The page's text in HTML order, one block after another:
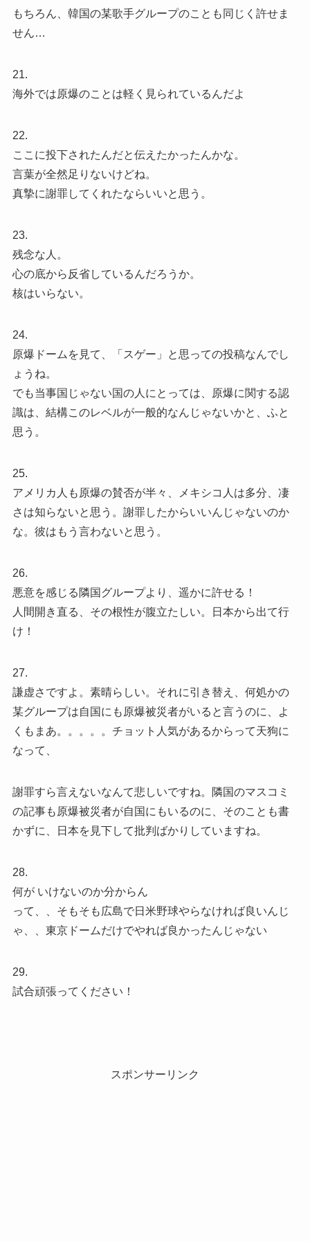
もちろん、韓国の某歌手グループのことも同じく許せま
せん…
21.
海外では原爆のことは軽く見られているんだよ
22.
ここに投下されたんだと伝えたかったんかな。
言葉が全然足りないけどね。
真摯に謝罪してくれたならいいと思う。
23.
残念な人。
心の底から反省しているんだろうか。
核はいらない。
24.
原爆ドームを見て、「スゲー」と思っての投稿なんでし
ょうね。
でも当事国じゃない国の人にとっては、原爆に関する認
識は、結構このレベルが一般的なんじゃないかと、ふと
思う。
25.
アメリカ人も原爆の賛否が半々、メキシコ人は多分、凄
さは知らないと思う。謝罪したからいいんじゃないのか
な。彼はもう言わないと思う。
26.
悪意を感じる隣国グループより、遥かに許せる！
人間開き直る、その根性が腹立たしい。日本から出て行
け！
27.
謙虚さですよ。素晴らしい。それに引き替え、何処かの
某グループは自国にも原爆被災者がいると言うのに、よ
くもまあ。。。。。チョット人気があるからって天狗に
なって、
謝罪すら言えないなんて悲しいですね。隣国のマスコミ
の記事も原爆被災者が自国にもいるのに、そのことも書
かずに、日本を見下して批判ばかりしていますね。
28.
何が いけないのか分からん
って、、そもそも広島で日米野球やらなければ良いんじ
ゃ、、東京ドームだけでやれば良かったんじゃない
29.
試合頑張ってください！
スポンサーリンク